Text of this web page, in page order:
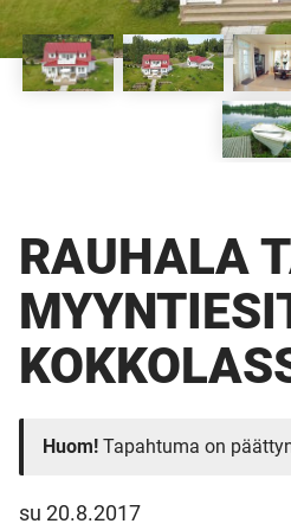
RAUHALA
Huom! Tapahtuma on
su 20.8.2017